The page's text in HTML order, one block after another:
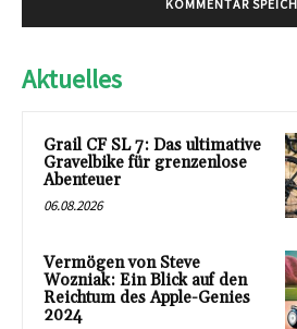
Aktuelles
Grail CF SL 7: Das ultimative
Gravelbike für grenzenlose
Abenteuer
06.08.2026
Vermögen von Steve
Wozniak: Ein Blick auf den
Reichtum des Apple-Genies
2024